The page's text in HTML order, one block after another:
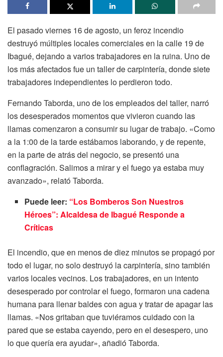
El pasado viernes 16 de agosto, un feroz incendio
destruyó múltiples locales comerciales en la calle 19 de
Ibagué, dejando a varios trabajadores en la ruina. Uno de
los más afectados fue un taller de carpintería, donde siete
trabajadores independientes lo perdieron todo.
Fernando Taborda, uno de los empleados del taller, narró
los desesperados momentos que vivieron cuando las
llamas comenzaron a consumir su lugar de trabajo. «Como
a la 1:00 de la tarde estábamos laborando, y de repente,
en la parte de atrás del negocio, se presentó una
conflagración. Salimos a mirar y el fuego ya estaba muy
avanzado», relató Taborda.
Puede leer: “Los Bomberos Son Nuestros
Héroes”: Alcaldesa de Ibagué Responde a
Críticas
El incendio, que en menos de diez minutos se propagó por
todo el lugar, no solo destruyó la carpintería, sino también
varios locales vecinos. Los trabajadores, en un intento
desesperado por controlar el fuego, formaron una cadena
humana para llenar baldes con agua y tratar de apagar las
llamas. «Nos gritaban que tuviéramos cuidado con la
pared que se estaba cayendo, pero en el desespero, uno
lo que quería era ayudar», añadió Taborda.